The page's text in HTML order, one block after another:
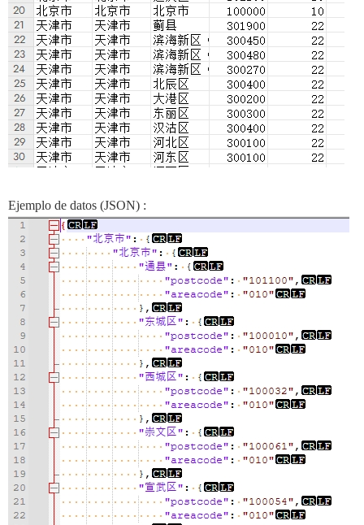
Ejemplo de datos (JSON) :